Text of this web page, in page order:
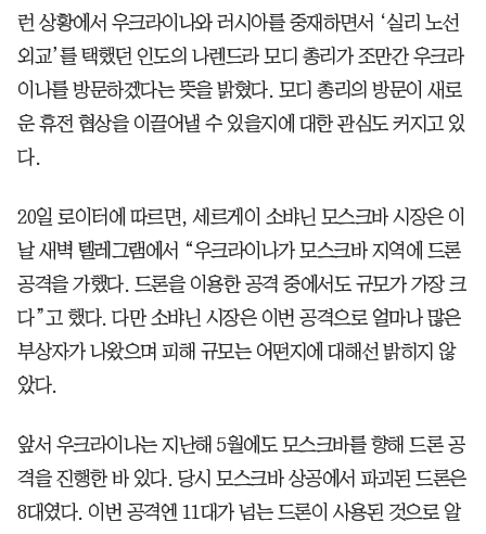
런 상황에서 우크라이나와 러시아를 중재하면서 ‘실리 노선
외교’를 택했던 인도의 나렌드라 모디 총리가 조만간 우크라
이나를 방문하겠다는 뜻을 밝혔다. 모디 총리의 방문이 새로
운 휴전 협상을 이끌어낼 수 있을지에 대한 관심도 커지고 있
다.
20일 로이터에 따르면, 세르게이 소뱌닌 모스크바 시장은 이
날 새벽 텔레그램에서 “우크라이나가 모스크바 지역에 드론
공격을 가했다. 드론을 이용한 공격 중에서도 규모가 가장 크
다”고 했다. 다만 소뱌닌 시장은 이번 공격으로 얼마나 많은
부상자가 나왔으며 피해 규모는 어떤지에 대해선 밝히지 않
았다.
앞서 우크라이나는 지난해 5월에도 모스크바를 향해 드론 공
격을 진행한 바 있다. 당시 모스크바 상공에서 파괴된 드론은
8대였다. 이번 공격엔 11대가 넘는 드론이 사용된 것으로 알